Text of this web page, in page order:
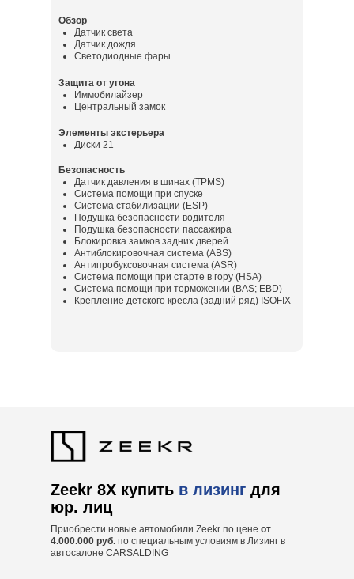
Защита от угона
Иммобилайзер
Центральный замок
Безопасность
Датчик давления в шинах (TPMS)
Система помощи при спуске
Система стабилизации (ESP)
Подушка безопасности водителя
Подушка безопасности пассажира
Блокировка замков задних дверей
Антиблокировочная система (ABS)
Антипробуксовочная система (ASR)
Система помощи при старте в гору (HSA)
Система помощи при торможении (BAS; EBD)
Крепление детского кресла (задний ряд) ISOFIX
Элементы экстерьера
Диски 21
Обзор
Датчик света
Датчик дождя
Светодиодные фары
Zeekr 8X купить в лизинг для
юр. лиц
Приобрести новые автомобили Zeekr по цене от
4.000.000 руб. по специальным условиям в Лизинг в
автосалоне CARSALDING